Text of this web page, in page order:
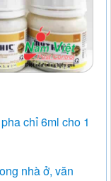
chỉ 6ml cho 1
nhà ở, văn